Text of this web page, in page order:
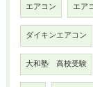
エアコン エア
ダイキンエアコン
大和塾 高校受験